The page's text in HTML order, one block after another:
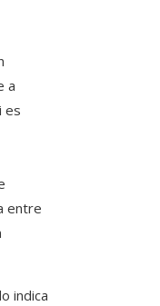
a
es
entre
indica